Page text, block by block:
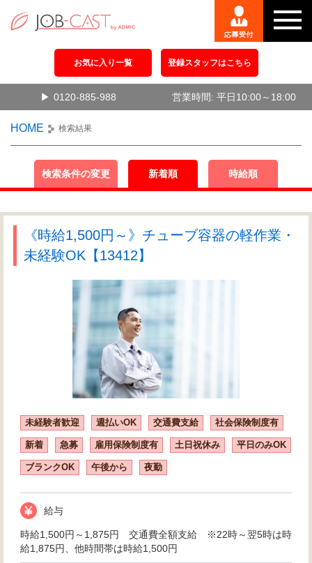
お気に入り一覧 登録スタッフはこちら
0120-885-988 営業時間: 平日10:00～18:00
HOME 検索結果
検索条件の変更 新着順 時給順
《時給1,500円～》チューブ容器の軽作業・
未経験OK【13412】
未経験者歓迎 週払いOK 交通費支給 社会保険制度有
新着 急募 雇用保険制度有 土日祝休み 平日のみOK
ブランクOK 午後から 夜勤
給与
時給1,500円～1,875円 交通費全額支給 ※22時～翌5時は時
給1,875円、他時間帯は時給1,500円